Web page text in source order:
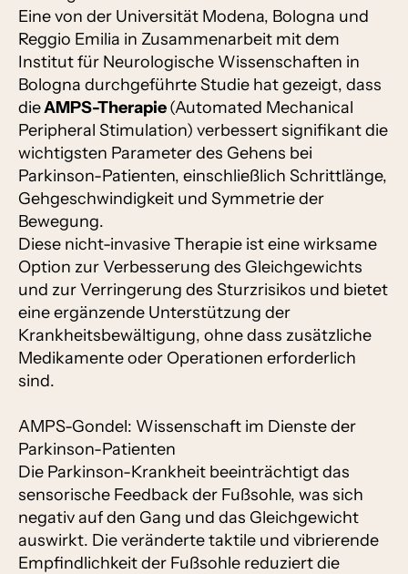
Eine von der Universität Modena, Bologna und
Reggio Emilia in Zusammenarbeit mit dem
Institut für Neurologische Wissenschaften in
Bologna durchgeführte Studie hat gezeigt, dass
dieAMPS-Therapie(Automated Mechanical
Peripheral Stimulation) verbessert signifikant die
wichtigsten Parameter des Gehens bei
Parkinson-Patienten, einschließlich Schrittlänge,
Gehgeschwindigkeit und Symmetrie der
Bewegung.
Diese nicht-invasive Therapie ist eine wirksame
Option zur Verbesserung des Gleichgewichts
und zur Verringerung des Sturzrisikos und bietet
eine ergänzende Unterstützung der
Krankheitsbewältigung, ohne dass zusätzliche
Medikamente oder Operationen erforderlich
sind.
AMPS-Gondel: Wissenschaft im Dienste der
Parkinson-Patienten
Die Parkinson-Krankheit beeinträchtigt das
sensorische Feedback der Fußsohle, was sich
negativ auf den Gang und das Gleichgewicht
auswirkt. Die veränderte taktile und vibrierende
Empfindlichkeit der Fußsohle reduziert die